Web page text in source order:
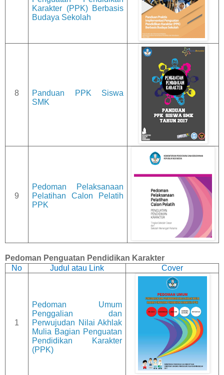
Karakter (PPK) Berbasis
Budaya Sekolah
8
Panduan PPK Siswa
SMK
9
Pedoman Pelaksanaan
Pelatihan Calon Pelatih
PPK
Pedoman Penguatan Pendidikan Karakter
No
Judul atau Link Cover
1
Pedoman Umum
Penggalian dan
Perwujudan Nilai Akhlak
Mulia Bagian Penguatan
Pendidikan Karakter
(PPK)